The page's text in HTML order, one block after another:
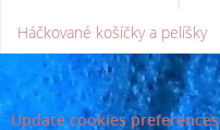
Háčkované košíčky a pelíšky
Update cookies preferences